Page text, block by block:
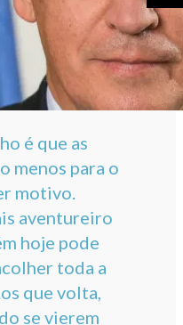
é que as
menos para o
motivo.
aventureiro
hoje pode
toda a
que volta,
se vierem